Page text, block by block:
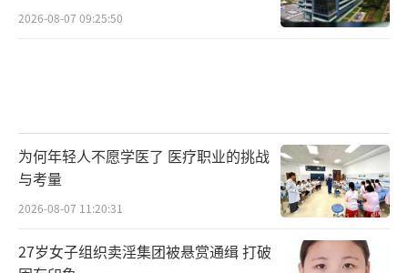
2026-08-07 09:25:50
为何年轻人不愿学医了 医疗职业的挑战
与考量
2026-08-07 11:20:31
27岁女子组织卖淫集团被悬赏通缉 打破